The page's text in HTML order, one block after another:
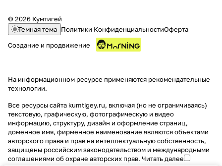
© 2026 Кумтигей
Темная тема Политики КонфиденциальностиОферта
Создание и продвижение
На информационном ресурсе применяются рекомендательные
технологии.
Все ресурсы сайта kumtigey.ru, включая (но не ограничиваясь)
текстовую, графическую, фотографическую и видео
информацию, структуру, дизайн и оформление страниц,
доменное имя, фирменное наименование являются объектами
авторского права и прав на интеллектуальную собственность,
защищены российским законодательством и международными
соглашениями об охране авторских прав. Читать далее
25% картой любого банка
Получайте товар
Оставшиеся
списыватьсяс вашей карты
по25%каждые 2 недели
Подробнее